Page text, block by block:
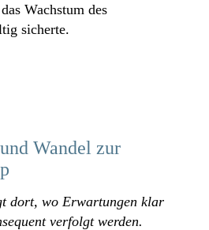
Wachstum des
sicherte.
Wandel zur
dort, wo Erwartungen klar
verfolgt werden.